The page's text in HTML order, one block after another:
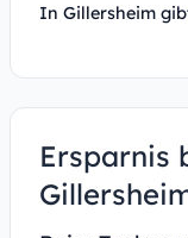
In Gillersheim
Ersparnis